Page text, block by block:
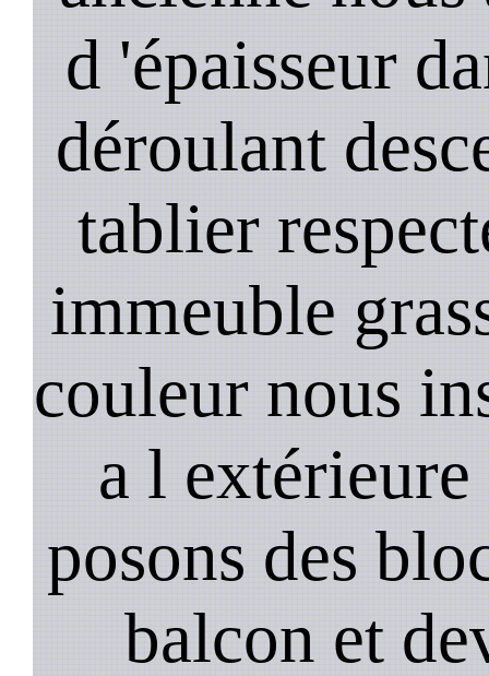
d 'épaisseur
déroulant
tablier
immeuble
couleur nous
a l
posons des
balcon et